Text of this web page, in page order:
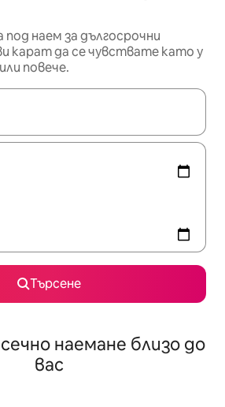
наем за дългосрочни
карат да се чувствате като у
повече.
се покажат, използвайте
Търсене
наемане близо до
вас